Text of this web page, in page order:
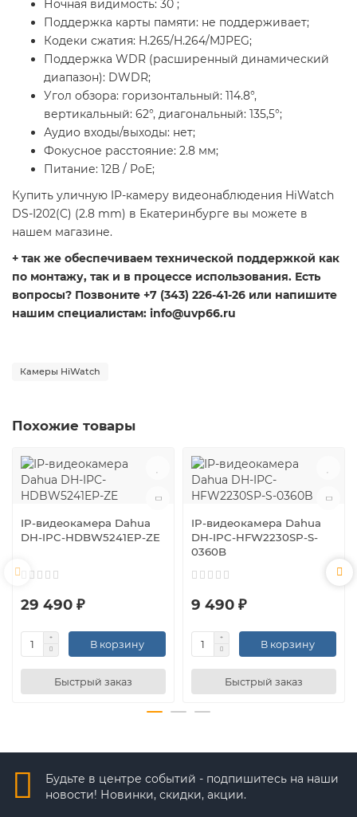
Ночная видимость: 30 ;
Поддержка карты памяти: не поддерживает;
Кодеки сжатия: H.265/H.264/MJPEG;
Поддержка WDR (расширенный динамический
диапазон): DWDR;
Угол обзора: горизонтальный: 114.8°,
вертикальный: 62°, диагональный: 135,5°;
Аудио входы/выходы: нет;
Фокусное расстояние: 2.8 мм;
Питание: 12В / PoE;
Купить уличную IP-камеру видеонаблюдения HiWatch
DS-I202(C) (2.8 mm) в Екатеринбурге вы можете в
нашем магазине.
+ так же обеспечиваем технической поддержкой как
по монтажу, так и в процессе использования. Есть
вопросы? Позвоните +7 (343) 226-41-26 или напишите
нашим специалистам: info@uvp66.ru
Камеры HiWatch
Похожие товары
IP-видеокамера Dahua
DH-IPC-HDBW5241EP-ZE
29 490 ₽
В корзину
Быстрый заказ
IP-видеокамера Dahua
DH-IPC-HFW2230SP-S-
0360B
9 490 ₽
В корзину
Быстрый заказ
Будьте в центре событий - подпишитесь на наши
новости! Новинки, скидки, акции.